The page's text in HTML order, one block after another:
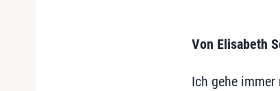
Von Elisabeth
Ich gehe